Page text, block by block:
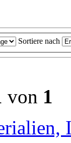
Sortiere nach
von 1